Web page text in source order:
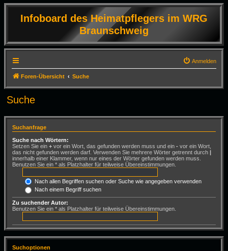
Infoboard des Heimatpflegers im WRG
Braunschweig
Anmelden
Foren-Übersicht Suche
Suche
Suchanfrage
Suche nach Wörtern:
Setzen Sie ein + vor ein Wort, das gefunden werden muss und ein - vor ein Wort,
das nicht gefunden werden darf. Verwenden Sie mehrere Wörter getrennt durch |
innerhalb einer Klammer, wenn nur eines der Wörter gefunden werden muss.
Benutzen Sie ein * als Platzhalter für teilweise Übereinstimmungen.
Nach allen Begriffen suchen oder Suche wie angegeben verwenden
Nach einem Begriff suchen
Zu suchender Autor:
Benutzen Sie ein * als Platzhalter für teilweise Übereinstimmungen.
Suchoptionen